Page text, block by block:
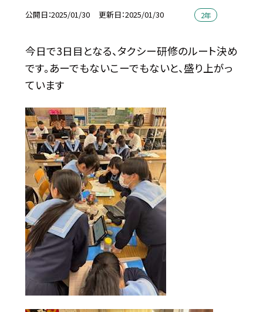
公開日 2025/01/30 更新日 2025/01/30 2年
今日で3日目となる、タクシー研修のルート決め
です。あーでもないこーでもないと、盛り上がっ
ています